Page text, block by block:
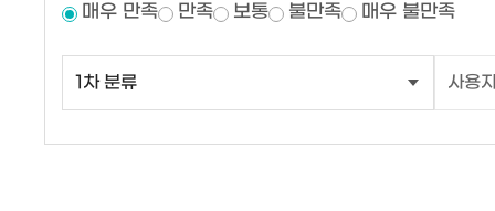
매우 만족 만족 보통 불만족 매우 불만족